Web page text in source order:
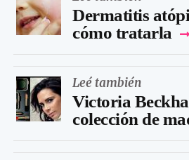
Dermatitis
cómo tratarla
Leé también
Victoria
colección de